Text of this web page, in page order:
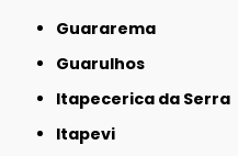
Guararema
Guarulhos
Itapecerica da Serra
Itapevi